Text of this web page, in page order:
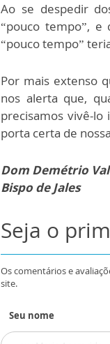
Ao se despedir
“pouco tempo”,
“pouco tempo”
Por mais extenso
nos alerta que,
precisamos vivê-
porta certa de
Dom Demétrio
Bispo de Jales
Seja o
Os comentários e
site.
Seu nome